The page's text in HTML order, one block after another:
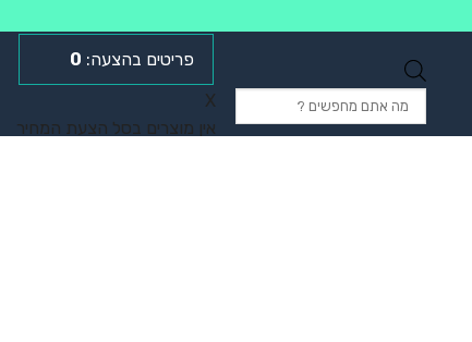
0
X
אין מוצרים בסל הצעת המחיר